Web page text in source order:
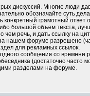
дискуссий. Многие люди
обозначайте суть
грамотный
большой объем текста,
чем речь, и дать ссылку на
нашем форуме разрешено
для рекламных ссылок.
сообщения со времени
(достаточно часто
разделами на форуме.